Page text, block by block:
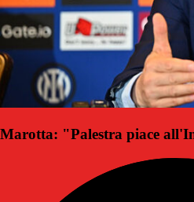
Marotta: "Palestra piace